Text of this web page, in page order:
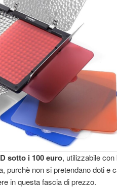
sotto i 100 euro, utilizzabile con
purchè non si pretendano doti e
in questa fascia di prezzo.